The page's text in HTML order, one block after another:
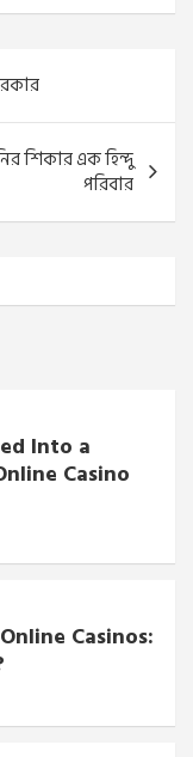
শিকার এক হিন্দু
পরিবার
Into a
Casino
Casinos: